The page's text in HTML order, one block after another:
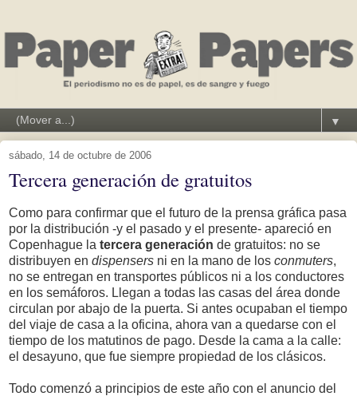
▼
sábado, 14 de octubre de 2006
Tercera generación de gratuitos
Como para confirmar que el futuro de la prensa gráfica pasa
por la distribución -y el pasado y el presente- apareció en
Copenhague la tercera generación de gratuitos: no se
distribuyen en dispensers ni en la mano de los conmuters,
no se entregan en transportes públicos ni a los conductores
en los semáforos. Llegan a todas las casas del área donde
circulan por abajo de la puerta. Si antes ocupaban el tiempo
del viaje de casa a la oficina, ahora van a quedarse con el
tiempo de los matutinos de pago. Desde la cama a la calle:
el desayuno, que fue siempre propiedad de los clásicos.
Todo comenzó a principios de este año con el anuncio del